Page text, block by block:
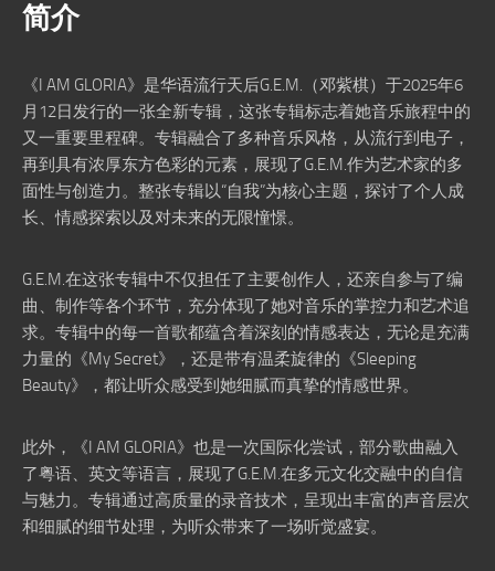
简介
《I AM GLORIA》是华语流行天后G.E.M.（邓紫棋）于2025年6
月12日发行的一张全新专辑，这张专辑标志着她音乐旅程中的
又一重要里程碑。专辑融合了多种音乐风格，从流行到电子，
再到具有浓厚东方色彩的元素，展现了G.E.M.作为艺术家的多
面性与创造力。整张专辑以“自我”为核心主题，探讨了个人成
长、情感探索以及对未来的无限憧憬。
G.E.M.在这张专辑中不仅担任了主要创作人，还亲自参与了编
曲、制作等各个环节，充分体现了她对音乐的掌控力和艺术追
求。专辑中的每一首歌都蕴含着深刻的情感表达，无论是充满
力量的《My Secret》，还是带有温柔旋律的《Sleeping
Beauty》，都让听众感受到她细腻而真挚的情感世界。
此外，《I AM GLORIA》也是一次国际化尝试，部分歌曲融入
了粤语、英文等语言，展现了G.E.M.在多元文化交融中的自信
与魅力。专辑通过高质量的录音技术，呈现出丰富的声音层次
和细腻的细节处理，为听众带来了一场听觉盛宴。